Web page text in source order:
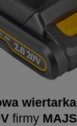
firmy